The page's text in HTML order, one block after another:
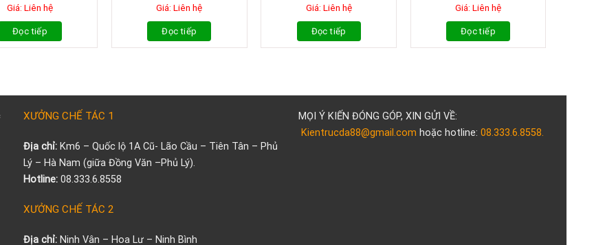
Giá: Liên hệ
Đọc tiếp
Giá: Liên hệ
Đọc tiếp
Giá: Liên hệ
Đọc tiếp
Giá: Liên hệ
Đọc tiếp
XƯỞNG CHẾ TÁC 1
Địa chỉ:Km6 – Quốc lộ 1A Cũ- Lão Cầu – Tiên Tân – Phủ
Lý – Hà Nam (giữa Đồng Văn –Phủ Lý).
Hotline: 08.333.6.8558
XƯỞNG CHẾ TÁC 2
Địa chỉ:Ninh Vân – Hoa Lư – Ninh Bình
MỌI Ý KIẾN ĐÓNG GÓP, XIN GỬI VỀ:
Kientrucda88@gmail.com hoặc hotline: 08.333.6.8558.